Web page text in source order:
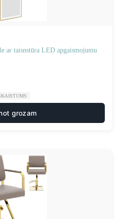
ar taisnstūra LED apgaismojumu
grozam